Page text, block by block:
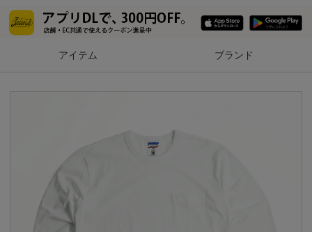
アイテム ブランド